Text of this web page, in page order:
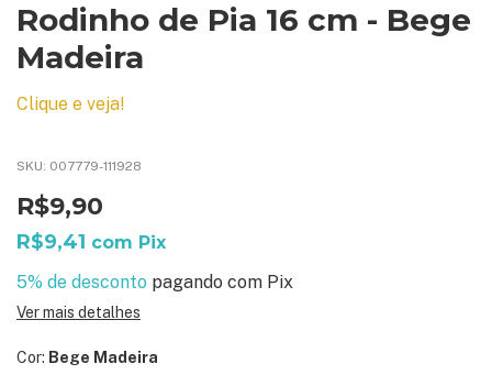
Rodinho de Pia 16 cm - Bege
Madeira
Clique e veja!
SKU: 007779-111928
R$9,90
R$9,41 com Pix
5% de desconto pagando com Pix
Ver mais detalhes
Cor: Bege Madeira